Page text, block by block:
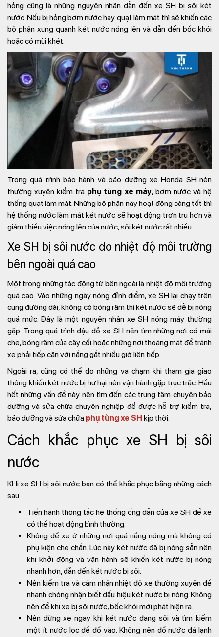
hỏng cũng là những nguyên nhân dẫn đến xe SH bị sôi két
nước. Nếu bị hỏng bơm nước hay quạt làm mát thì sẽ khiến các
bộ phận xung quanh két nước nóng lên và dẫn đến bốc khói
hoặc có mùi khét.
Trong quá trình bảo hành và bảo dưỡng xe Honda SH nên
thường xuyên kiểm tra phụ tùng xe máy, bơm nước và hệ
thống quạt làm mát. Những bộ phận này hoạt động càng tốt thì
hệ thống nước làm mát két nước sẽ hoạt động trơn tru hơn và
giảm thiểu việc nóng lên của nước, sôi két nước rất nhiều.
Xe SH bị sôi nước do nhiệt độ môi trường
bên ngoài quá cao
Một trong những tác động từ bên ngoài là nhiệt độ môi trường
quá cao. Vào những ngày nóng đỉnh điểm, xe SH lại chạy trên
cung đường dài, không có bóng râm thì két nước sẽ dễ bị nóng
quá mức. Đây là một nguyên nhân xe SH nóng máy thường
gặp. Trong quá trình đậu đỗ xe SH nên tìm những nơi có mái
che, bóng râm của cây cối hoặc những nơi thoáng mát để tránh
xe phải tiếp cận với nắng gắt nhiều giờ liên tiếp.
Ngoài ra, cũng có thể do những va chạm khi tham gia giao
thông khiến két nước bị hư hại nên vận hành gặp trục trặc. Hầu
hết những vấn đề này nên tìm đến các trung tâm chuyên bảo
dưỡng và sửa chữa chuyên nghiệp để được hỗ trợ kiểm tra,
bảo dưỡng và sửa chữa phụ tùng xe SH kịp thời.
Cách khắc phục xe SH bị sôi
nước
KHi xe SH bị sôi nước bạn có thể khắc phục bằng những cách
sau:
Tiến hành thông tắc hệ thống ống dẫn của xe SH để xe
có thể hoạt động bình thường.
Không để xe ở những nơi quá nắng nóng mà không có
phụ kiện che chắn. Lúc này két nước đã bị nóng sẵn nên
khi khởi động và vận hành sẽ khiến két nước bị nóng
nhanh hơn, dẫn đến két nước bị sôi.
Nên kiểm tra và cảm nhận nhiệt độ xe thường xuyên để
nhanh chóng nhận biết dấu hiệu két nước bị nóng. Không
nên để khi xe bị sôi nước, bốc khói mới phát hiện ra.
Nên dừng xe ngay khi két nước đang sôi và tìm kiếm
một ít nước lọc để đổ vào. Không nên đổ nước đá lạnh